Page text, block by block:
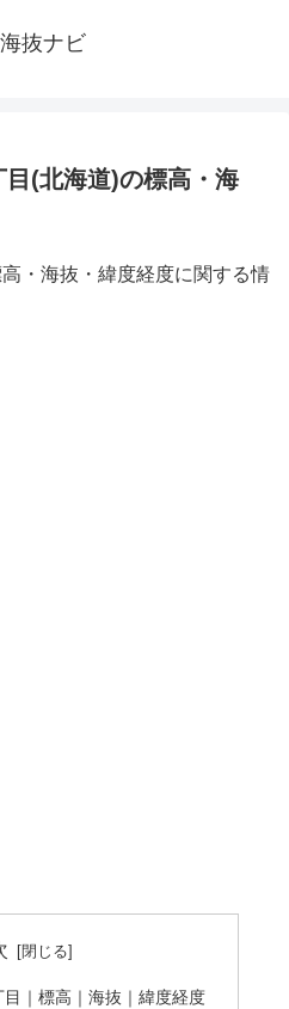
抜ナビ
(北海道)の標高・海
・海抜・緯度経度に関する情
｜標高｜海抜｜緯度経度